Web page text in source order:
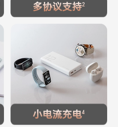
多协议支持2
小电流充电4